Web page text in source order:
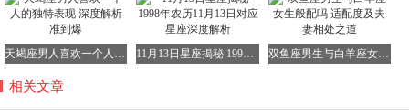
上升星座查询的注意事项
需要说明的是，上面所提供的查询表只是根据时间分界点进
行总结的，仅仅列举了每个小时对应的上升星座。在实际运
用中，上升星座的确定是精确到分钟的。在星盘中，每隔4
天蝎座男人喜欢一个人的独特表现 深度解析准到爆 11月13日星座揭秘 1998年农历11月13日对应星座深度解析 双鱼座男生与白羊座女生般配吗 适配度及夫妻相处之道
相关文章